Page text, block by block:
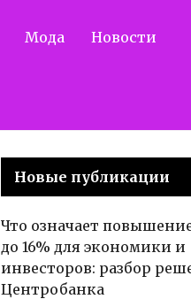
Мода Новости
Новые публикации
Что означает
до 16% для экономики и
инвесторов: разбор
Центробанка